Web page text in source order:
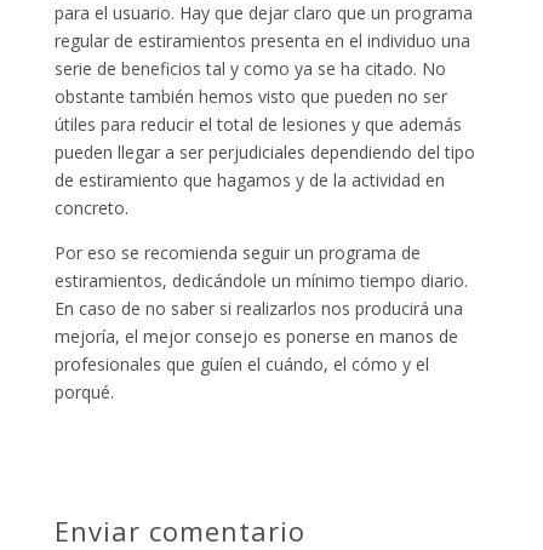
para el usuario. Hay que dejar claro que un programa
regular de estiramientos presenta en el individuo una
serie de beneficios tal y como ya se ha citado. No
obstante también hemos visto que pueden no ser
útiles para reducir el total de lesiones y que además
pueden llegar a ser perjudiciales dependiendo del tipo
de estiramiento que hagamos y de la actividad en
concreto.
Por eso se recomienda seguir un programa de
estiramientos, dedicándole un mínimo tiempo diario.
En caso de no saber si realizarlos nos producirá una
mejoría, el mejor consejo es ponerse en manos de
profesionales que guíen el cuándo, el cómo y el
porqué.
Enviar comentario